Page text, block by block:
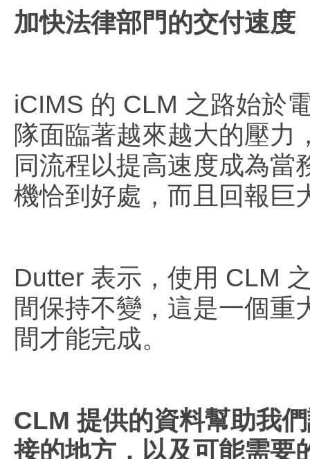
加快法律部門的交付速度
iCIMS 的 CLM 之路始於
隊面臨著越來越大的壓力
同流程以提高速度成為
機恰到好處，而且回報巨
Dutter 表示，使用 CLM
間保持不變，這是一個重
間才能完成。
CLM 提供的資料幫助我
接的地方，以及可能需要